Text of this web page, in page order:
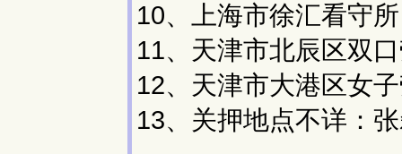
10、上海市徐汇看守
11、天津市北辰区双
12、天津市大港区女
13、关押地点不详：